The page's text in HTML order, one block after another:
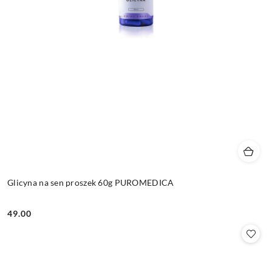
Glicyna na sen proszek 60g PUROMEDICA
Cena:
49.00